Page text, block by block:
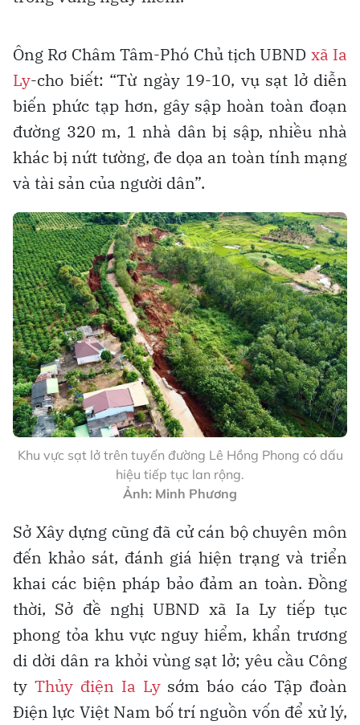
Ông Rơ Châm Tâm-Phó Chủ tịch UBND xã Ia
Ly-cho biết: “Từ ngày 19-10, vụ sạt lở diễn
biến phức tạp hơn, gây sập hoàn toàn đoạn
đường 320 m, 1 nhà dân bị sập, nhiều nhà
khác bị nứt tường, đe dọa an toàn tính mạng
và tài sản của người dân”.
Khu vực sạt lở trên tuyến đường Lê Hồng Phong có dấu
hiệu tiếp tục lan rộng.
Ảnh: Minh Phương
Sở Xây dựng cũng đã cử cán bộ chuyên môn
đến khảo sát, đánh giá hiện trạng và triển
khai các biện pháp bảo đảm an toàn. Đồng
thời, Sở đề nghị UBND xã Ia Ly tiếp tục
phong tỏa khu vực nguy hiểm, khẩn trương
di dời dân ra khỏi vùng sạt lở; yêu cầu Công
ty Thủy điện Ia Lysớm báo cáo Tập đoàn
Điện lực Việt Nam bố trí nguồn vốn để xử lý,